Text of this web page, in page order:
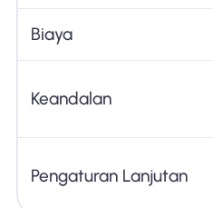
Biaya
Keandalan
Pengaturan Lanjutan